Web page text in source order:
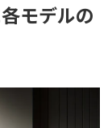
モデルの